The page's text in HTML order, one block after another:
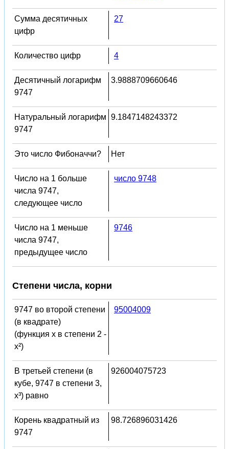
Сумма десятичных
цифр
27
Количество цифр 4
Десятичный логарифм
9747
3.9888709660646
Натуральный логарифм
9747
9.1847148243372
Это число Фибоначчи? Нет
Число на 1 больше
числа 9747,
следующее число
число 9748
Число на 1 меньше
числа 9747,
предыдущее число
9746
Степени числа, корни
9747 во второй степени
(в квадрате)
(функция x в степени 2 -
x²)
95004009
В третьей степени (в
кубе, 9747 в степени 3,
x³) равно
926004075723
Корень квадратный из
9747
98.726896031426